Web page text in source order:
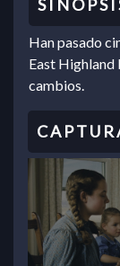
Han pasado
East Highland
cambios.